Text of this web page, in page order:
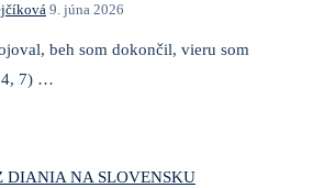
9. júna 2026
beh som dokončil, vieru som
4, 7) …
DIANIA NA SLOVENSKU